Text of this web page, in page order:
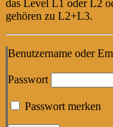
das Level L1 oder L2
gehören zu L2+L3.
Benutzername oder
Passwort
Passwort merken